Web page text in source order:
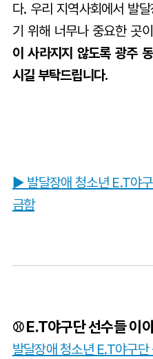
다. 우리 지역사회에서 발
기 위해 너무나 중요한 곳
이 사라지지 않도록 광주
시길 부탁드립니다.
▶ 발달장애 청소년 E.T야
금함
⚾E.T야구단 선수들 이
발달장애 청소년 E.T야구